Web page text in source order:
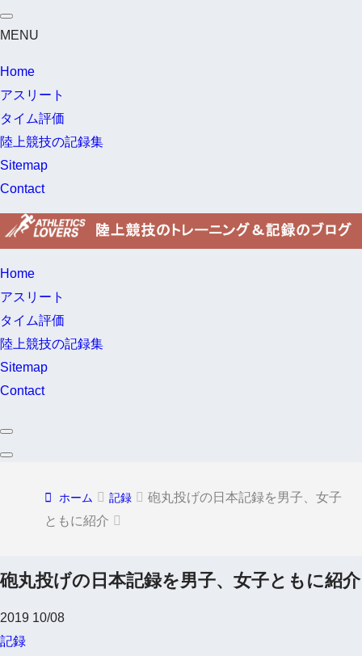
MENU
Home
アスリート
タイム評価
陸上競技の記録集
Sitemap
Contact
Home
アスリート
タイム評価
陸上競技の記録集
Sitemap
Contact
ホーム 記録
砲丸投げの日本記録を男子、女子
ともに紹介
砲丸投げの日本記録を男子、女子ともに紹介
2019 10/08
記録